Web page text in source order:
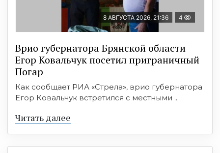
8 АВГУСТА 2026, 21:36 4
Врио губернатора Брянской области
Егор Ковальчук посетил приграничный
Погар
Как сообщает РИА «Стрела», врио губернатора
Егор Ковальчук встретился с местными ...
Читать далее